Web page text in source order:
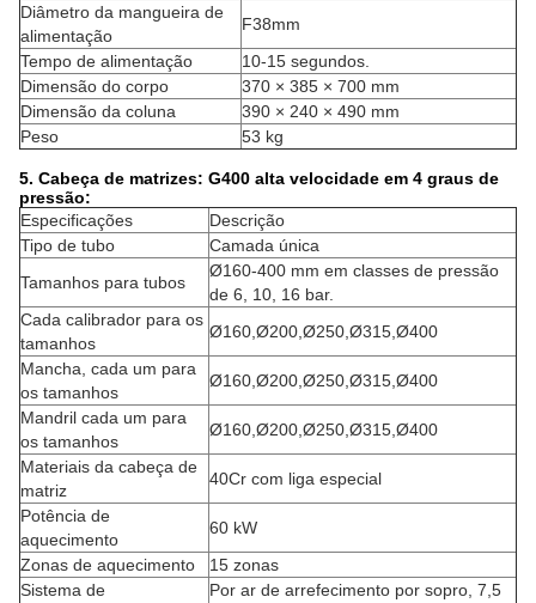
Diâmetro da mangueira de
alimentação
F38mm
Tempo de alimentação
10-15 segundos.
Dimensão do corpo
370 × 385 × 700 mm
Dimensão da coluna
390 × 240 × 490 mm
Peso
53 kg
5. Cabeça de matrizes: G400 alta velocidade em 4 graus de
pressão:
Especificações
Descrição
Tipo de tubo
Camada única
Tamanhos para tubos
Ø160-400 mm em classes de pressão
de 6, 10, 16 bar.
Cada calibrador para os
tamanhos
Ø160,Ø200,Ø250,Ø315,Ø400
Mancha, cada um para
os tamanhos
Ø160,Ø200,Ø250,Ø315,Ø400
Mandril cada um para
os tamanhos
Ø160,Ø200,Ø250,Ø315,Ø400
Materiais da cabeça de
matriz
40Cr com liga especial
Potência de
aquecimento
60 kW
Zonas de aquecimento
15 zonas
Sistema de
Por ar de arrefecimento por sopro, 7,5